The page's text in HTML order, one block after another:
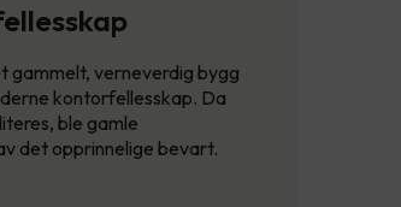
gammelt, verneverdig bygg
kontorfellesskap. Da
ble gamle
det opprinnelige bevart.